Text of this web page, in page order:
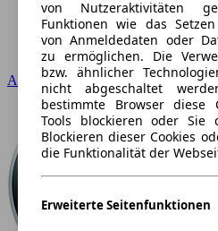
Audi
von Nutzeraktivitäten
Funktionen wie das
von Anmeldedaten oder
zu ermöglichen. Die
bzw. ähnlicher
nicht abgeschaltet
bestimmte Browser diese
Tools blockieren oder Sie
Blockieren dieser Cookies
die Funktionalität der
Erweiterte Seitenfunktionen